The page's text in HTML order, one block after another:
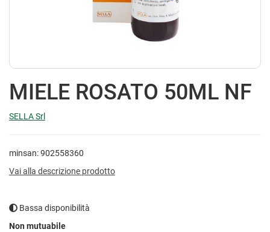
MIELE ROSATO 50ML NF
SELLA Srl
minsan: 902558360
Vai alla descrizione prodotto
Bassa disponibilità
Non mutuabile
Prezzo